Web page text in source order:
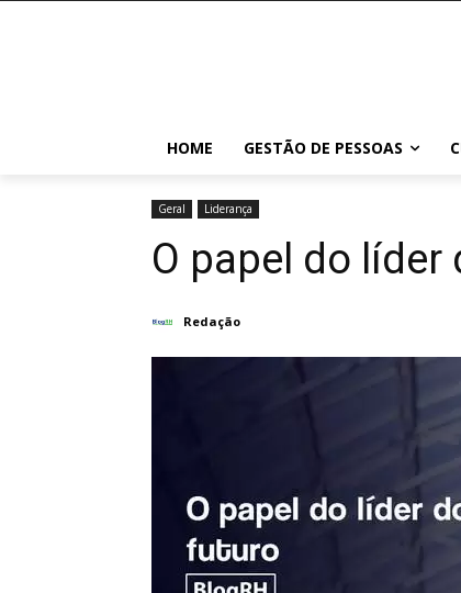
HOME GESTÃO DE PESSOAS
Geral Liderança
O papel do
Redação